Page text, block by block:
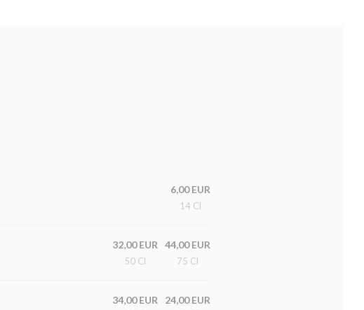
6,00 EUR
14 Cl
32,00 EUR
50 Cl
44,00 EUR
75 Cl
34,00 EUR 24,00 EUR